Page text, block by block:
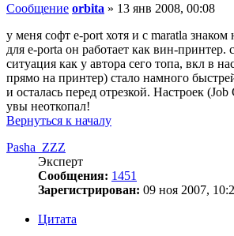
Сообщение orbita » 13 янв 2008, 00:08
у меня софт e-port хотя и с maratla знаком
для е-porta он работает как вин-принтер.
ситуация как у автора сего топа, вкл в
прямо на принтер) стало намного
и осталась перед отрезкой. Настроек
увы неоткопал!
Вернуться к началу
Pasha_ZZZ
Эксперт
Сообщения: 1451
Зарегистрирован: 09 ноя 2007,
Цитата